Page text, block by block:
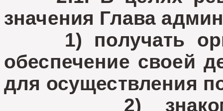
значения Глава
1) получать
обеспечение своей
для осуществления
2)